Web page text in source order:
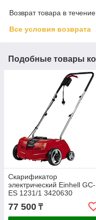
Возврат товара в
Все условия возврата
Подобные товары
Скарификатор
электрический Einhell GC-
ES 1231/1 3420630
77 500 ₸